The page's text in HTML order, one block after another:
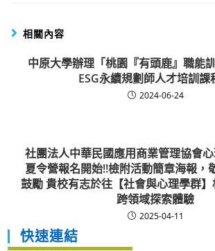
相關內容
中原大學辦理「桃園『有頭鹿』職能
ESG永續規劃師人才培訓課
2024-06-24
社團法人中華民國應用商業管理協會
夏令營報名開始!!檢附活動簡章海報，
鼓勵 貴校有志於往【社會與心理學群
跨領域探索體驗
2025-04-11
快速連結